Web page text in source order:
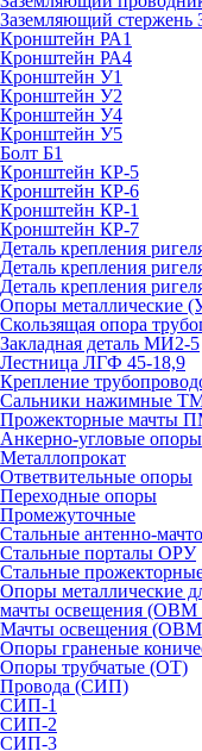
Заземляющий стержень
Кронштейн РА1
Кронштейн РА4
Кронштейн У1
Кронштейн У2
Кронштейн У4
Кронштейн У5
Болт Б1
Кронштейн КР-5
Кронштейн КР-6
Кронштейн КР-1
Кронштейн КР-7
Деталь крепления
Деталь крепления
Деталь крепления
Опоры
Скользящая опора
Закладная деталь МИ2-5
Лестница ЛГФ 45-18,9
Крепление
Сальники нажимные
Прожекторные мачты
Анкерно-угловые опоры
Металлопрокат
Ответвительные опоры
Переходные опоры
Промежуточные
Стальные антенно-
Стальные порталы ОРУ
Стальные
Опоры металлические
мачты освещения
Мачты освещения
Опоры граненые
Опоры трубчатые (ОТ)
Провода (СИП)
СИП-1
СИП-2
СИП-3